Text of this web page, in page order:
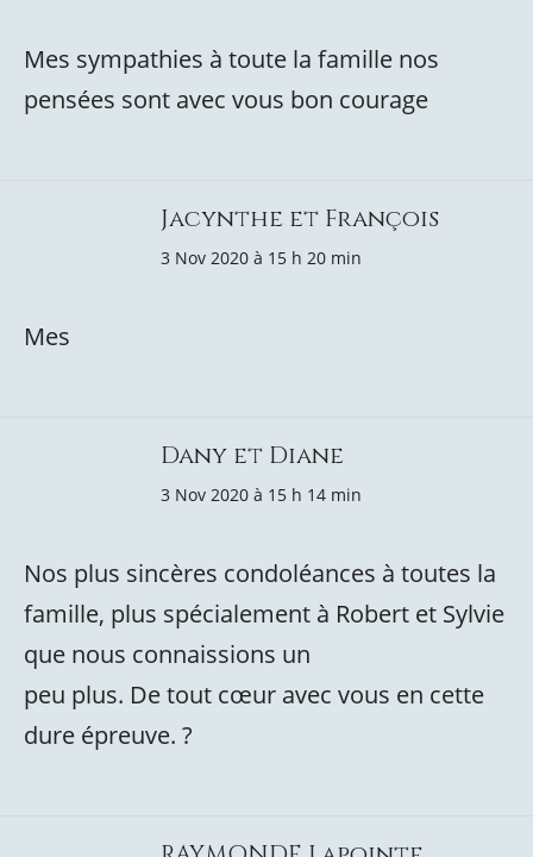
Mes sympathies à toute la famille nos
pensées sont avec vous bon courage
Jacynthe et François
3 Nov 2020 à 15 h 20 min
Mes
Dany et Diane
3 Nov 2020 à 15 h 14 min
Nos plus sincères condoléances à toutes la
famille, plus spécialement à Robert et Sylvie
que nous connaissions un
peu plus. De tout cœur avec vous en cette
dure épreuve. ?